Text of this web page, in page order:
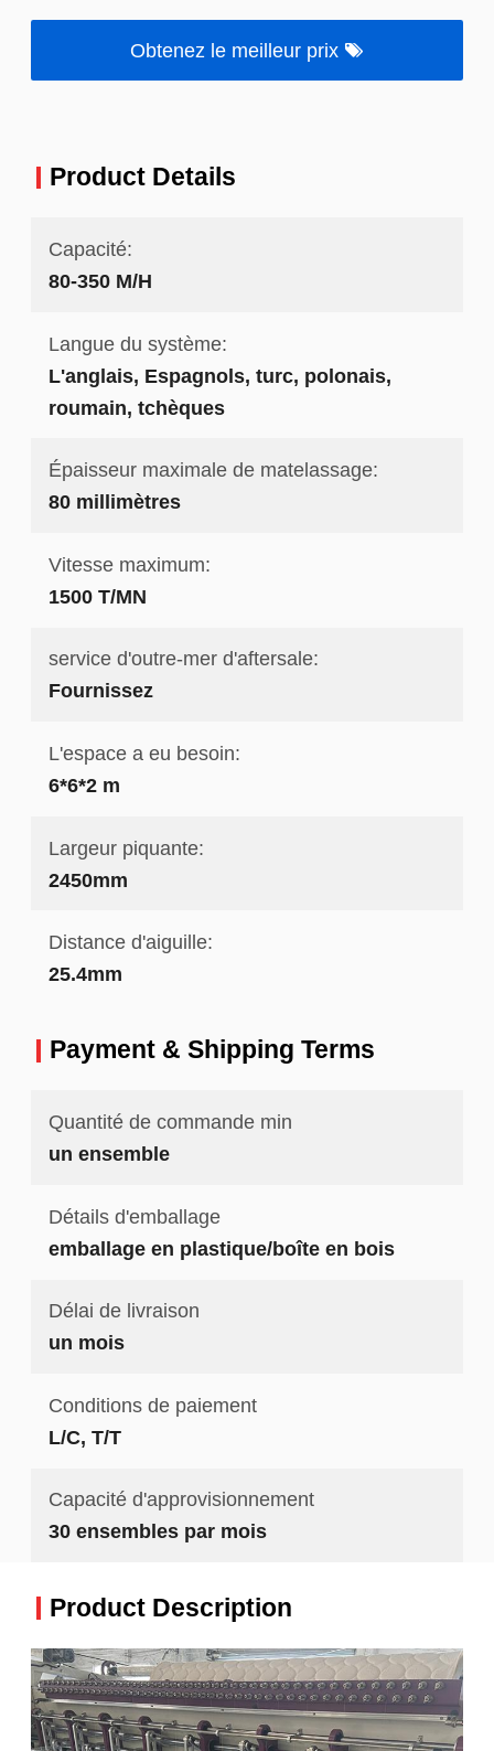
Obtenez le meilleur prix
Product Details
Capacité:
80-350 M/H
Langue du système:
L'anglais, Espagnols, turc, polonais,
roumain, tchèques
Épaisseur maximale de matelassage:
80 millimètres
Vitesse maximum:
1500 T/MN
service d'outre-mer d'aftersale:
Fournissez
L'espace a eu besoin:
6*6*2 m
Largeur piquante:
2450mm
Distance d'aiguille:
25.4mm
Payment & Shipping Terms
Quantité de commande min
un ensemble
Détails d'emballage
emballage en plastique/boîte en bois
Délai de livraison
un mois
Conditions de paiement
L/C, T/T
Capacité d'approvisionnement
30 ensembles par mois
Product Description